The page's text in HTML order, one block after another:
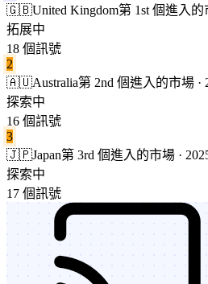
🇬🇧United Kingdom第 1st 個進入的
拓展中
18 個訊號
2
🇦🇺Australia第 2nd 個進入的市場 ·
探索中
16 個訊號
3
🇯🇵Japan第 3rd 個進入的市場 ·
探索中
17 個訊號